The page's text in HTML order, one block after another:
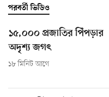
পরবর্তী ভিডিও
১৫,০০০ প্রজাতির পিঁপড়ার
অদৃশ্য জগৎ
১৮ মিনিট আগে